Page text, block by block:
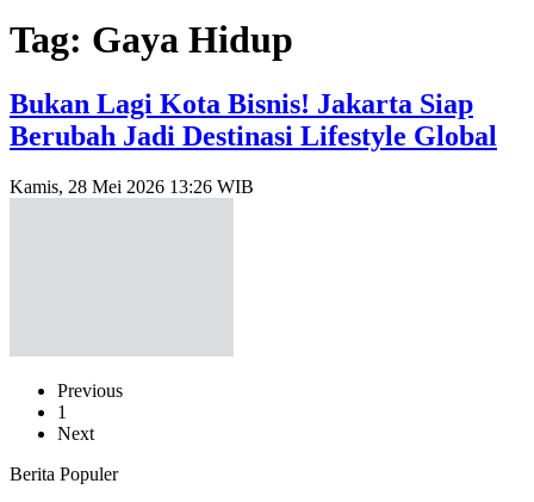
Tag: Gaya Hidup
Bukan Lagi Kota Bisnis! Jakarta Siap
Berubah Jadi Destinasi Lifestyle Global
Kamis, 28 Mei 2026 13:26 WIB
Previous
1
Next
Berita Populer